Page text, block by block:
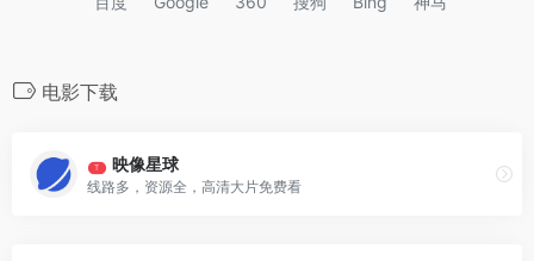
电影下载
T 映像星球
线路多，资源全，高清大片免费看